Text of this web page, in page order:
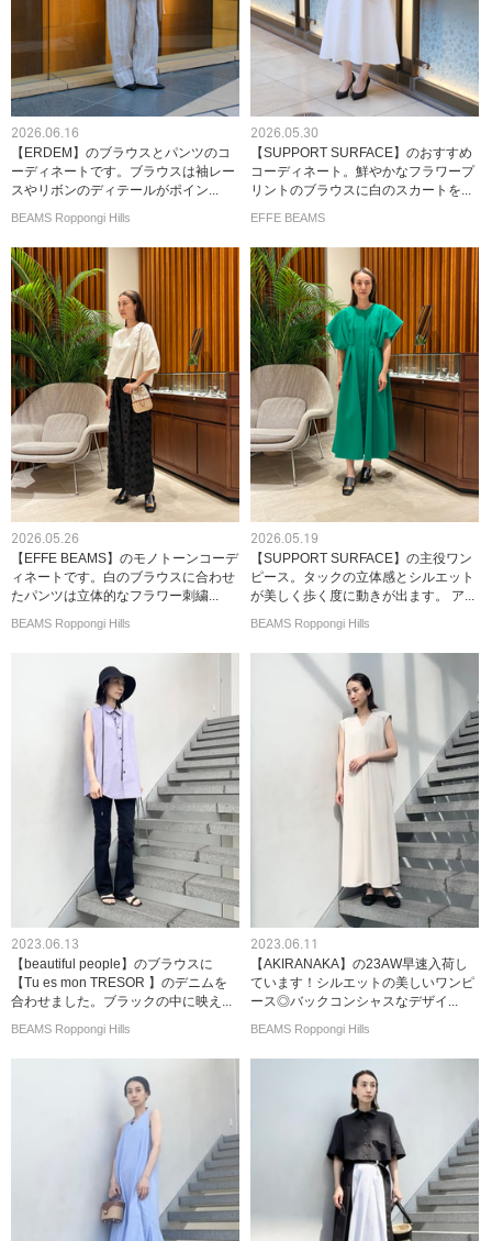
2026.06.16
【ERDEM】のブラウスとパンツのコ
ーディネートです。ブラウスは袖レー
スやリボンのディテールがポイン...
BEAMS Roppongi Hills
2026.05.30
【SUPPORT SURFACE】のおすすめ
コーディネート。鮮やかなフラワープ
リントのブラウスに白のスカートを...
EFFE BEAMS
2026.05.26
【EFFE BEAMS】のモノトーンコーデ
ィネートです。白のブラウスに合わせ
たパンツは立体的なフラワー刺繍...
BEAMS Roppongi Hills
2026.05.19
【SUPPORT SURFACE】の主役ワン
ピース。タックの立体感とシルエット
が美しく歩く度に動きが出ます。 ア...
BEAMS Roppongi Hills
2023.06.13
【beautiful people】のブラウスに
【Tu es mon TRESOR 】のデニムを
合わせました。ブラックの中に映え...
BEAMS Roppongi Hills
2023.06.11
【AKIRANAKA】の23AW早速入荷し
ています！シルエットの美しいワンピ
ース◎バックコンシャスなデザイ...
BEAMS Roppongi Hills